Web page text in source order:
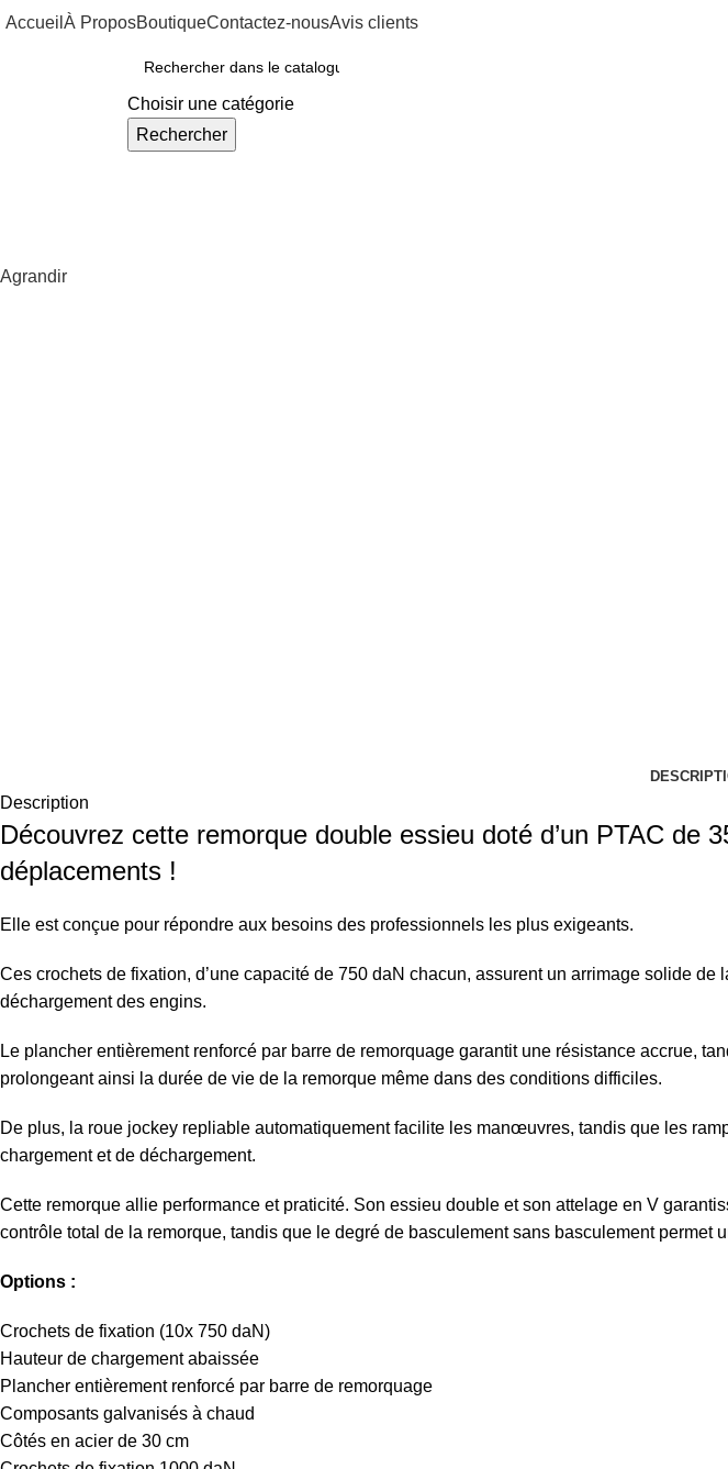
Accueil À ProposBoutiqueContactez-nousAvis clients
Choisir une catégorie
Rechercher
Agrandir
Description
Découvrez cette remorque double essieu doté d’un PTAC de
déplacements !
Elle est conçue pour répondre aux besoins des professionnels les plus exigeants.
Ces crochets de fixation, d’une capacité de 750 daN chacun, assurent un arrimage solide
déchargement des engins.
Le plancher entièrement renforcé par barre de remorquage garantit une résistance accrue,
prolongeant ainsi la durée de vie de la remorque même dans des conditions difficiles.
De plus, la roue jockey repliable automatiquement facilite les manœuvres, tandis que les
chargement et de déchargement.
Cette remorque allie performance et praticité. Son essieu double et son attelage en V
contrôle total de la remorque, tandis que le degré de basculement sans basculement permet
Options :
Crochets de fixation (10x 750 daN)
Hauteur de chargement abaissée
Plancher entièrement renforcé par barre de remorquage
Composants galvanisés à chaud
Côtés en acier de 30 cm